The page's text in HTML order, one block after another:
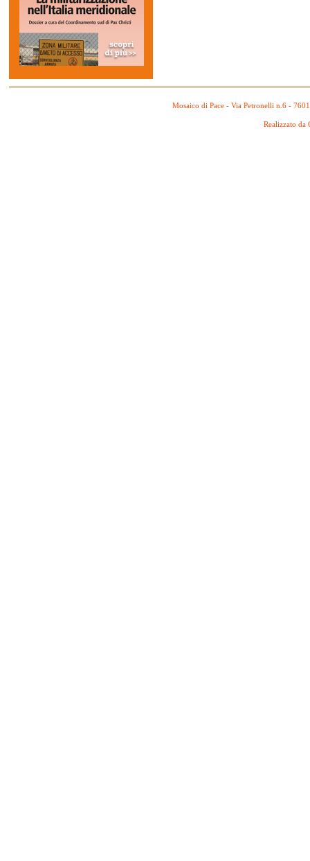
Mosaico di Pace - Via Petronelli n.6 -
Realizzato